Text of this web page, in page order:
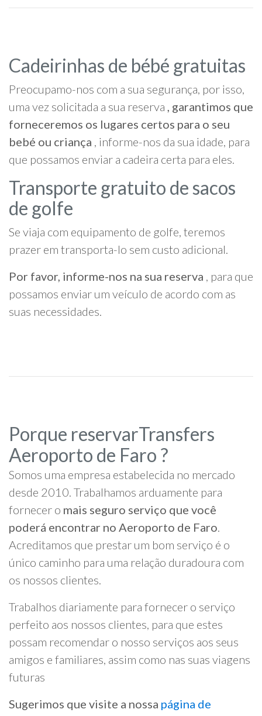
Cadeirinhas de bébé gratuitas
Preocupamo-nos com a sua segurança, por isso,
uma vez solicitada a sua reserva , garantimos que
forneceremos os lugares certos para o seu
bebé ou criança , informe-nos da sua idade, para
que possamos enviar a cadeira certa para eles.
Transporte gratuito de sacos
de golfe
Se viaja com equipamento de golfe, teremos
prazer em transporta-lo sem custo adicional.
Por favor, informe-nos na sua reserva , para que
possamos enviar um veículo de acordo com as
suas necessidades.
Porque reservarTransfers
Aeroporto de Faro ?
Somos uma empresa estabelecida no mercado
desde 2010. Trabalhamos arduamente para
fornecer o mais seguro serviço que você
poderá encontrar no Aeroporto de Faro.
Acreditamos que prestar um bom serviço é o
único caminho para uma relação duradoura com
os nossos clientes.
Trabalhos diariamente para fornecer o serviço
perfeito aos nossos clientes, para que estes
possam recomendar o nosso serviços aos seus
amigos e familiares, assim como nas suas viagens
futuras
Sugerimos que visite a nossa página de